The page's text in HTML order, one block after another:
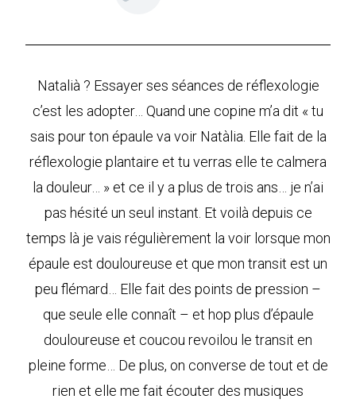
Natalià ? Essayer ses séances de réflexologie
c’est les adopter… Quand une copine m’a dit « tu
sais pour ton épaule va voir Natàlia. Elle fait de la
réflexologie plantaire et tu verras elle te calmera
la douleur… » et ce il y a plus de trois ans… je n’ai
pas hésité un seul instant. Et voilà depuis ce
temps là je vais régulièrement la voir lorsque mon
épaule est douloureuse et que mon transit est un
peu flémard… Elle fait des points de pression –
que seule elle connaît – et hop plus d’épaule
douloureuse et coucou revoilou le transit en
pleine forme… De plus, on converse de tout et de
rien et elle me fait écouter des musiques